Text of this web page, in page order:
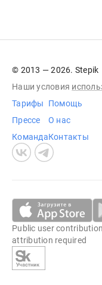
© 2013 — 2026. Stepik
Наши условия
Тарифы
Прессе
Команда
Помощь
О нас
Контакты
Public user
attribution required